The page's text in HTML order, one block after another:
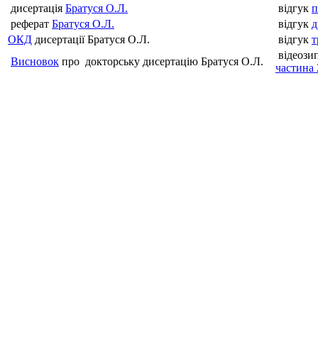
дисертація Братуся О.Л. відгук
реферат Братуся О.Л. відгук
ОКД дисертації Братуся О.Л. відгук
Висновок про докторську дисертацію Братуся О.Л.
частина